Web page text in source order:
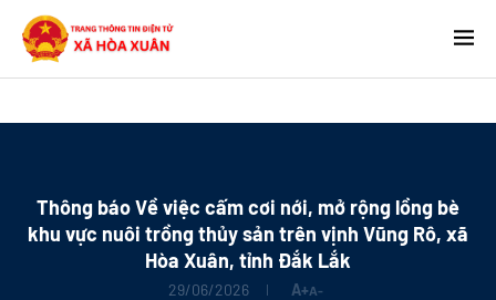
Thông báo Về việc cấm cơi nới, mở rộng lồng bè
khu vực nuôi trồng thủy sản trên vịnh Vũng Rô, xã
Hòa Xuân, tỉnh Đắk Lắk
29/06/2026 A+A-